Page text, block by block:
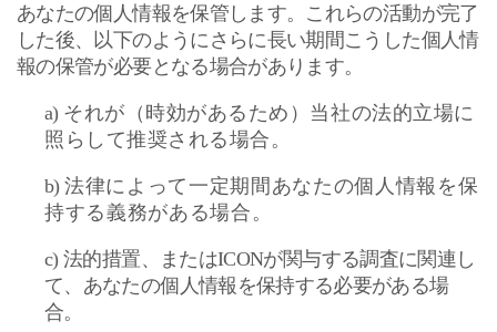
あなたの個人情報を保管します。これらの活動が完了
した後、以下のようにさらに長い期間こうした個人情
報の保管が必要となる場合があります。
a) それが（時効があるため）当社の法的立場に
照らして推奨される場合。
b)法律によって一定期間あなたの個人情報を保
持する義務がある場合。
c)法的措置、またはICONが関与する調査に関連し
て、あなたの個人情報を保持する必要がある場
合。